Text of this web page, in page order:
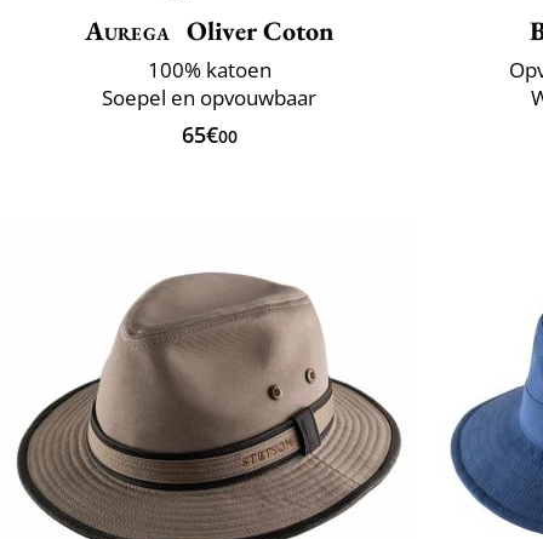
Aurega Oliver Coton
100% katoen
Soepel en opvouwbaar
65€00